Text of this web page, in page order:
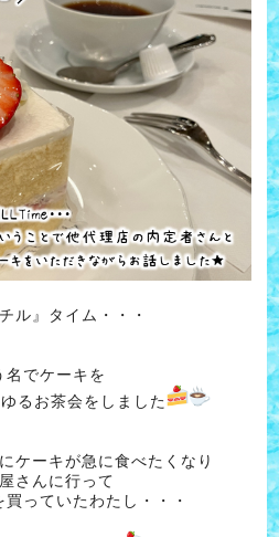
ル』タイム・・・
名でケーキを
るお茶会をしました
ケーキが急に食べたくなり
さんに行って
っていたわたし・・・